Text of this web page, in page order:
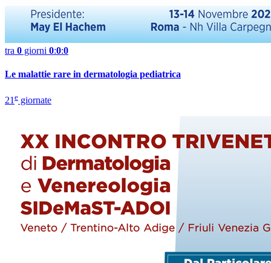
tra 0 giorni 0:0:0
Le malattie rare in dermatologia pediatrica
21e giornate